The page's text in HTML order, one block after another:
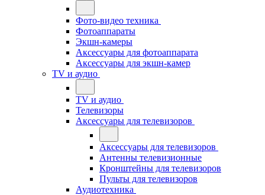
Фото-видео техника
Фотоаппараты
Экшн-камеры
Аксессуары для фотоаппарата
Аксессуары для экшн-камер
TV и аудио
TV и аудио
Телевизоры
Аксессуары для телевизоров
Аксессуары для телевизоров
Антенны телевизионные
Кронштейны для телевизоров
Пульты для телевизоров
Аудиотехника